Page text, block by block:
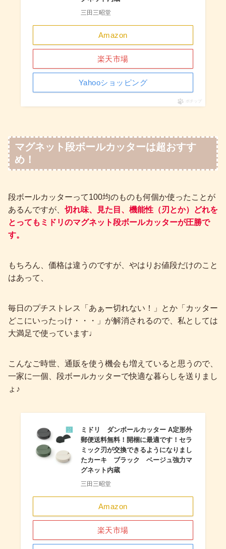
三田三昭堂
Amazon
楽天市場
Yahooショッピング
ポチップ
マグネット段ボールカッターは超おすす
め！
段ボールカッターって100均のものも何個か使ったことが
あるんですが、 切れ味、見た目、機能性（刃とか）どれを
とってもミドリのマグネット段ボールカッターが圧勝で
す。
もちろん、価格は違うのですが、やはりお値段だけのこと
はあって、
毎日のプチストレス「あぁー切れない！」とか「カッター
どこにいったっけ・・・」が解消されるので、私としては
大満足で使っています♩
こんなご時世、通販を使う機会も増えていると思うので、
一家に一個、段ボールカッターで快適な暮らしを送りまし
ょ♪
ミドリ ダンボールカッター A定形外
郵便送料無料！開梱に最適です！セラ
ミック刃が交換できるようになりまし
たカーキ ブラック ベージュ強力マ
グネット内蔵
三田三昭堂
Amazon
楽天市場